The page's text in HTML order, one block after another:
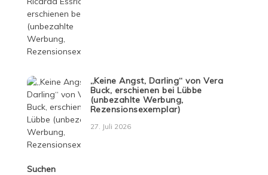
„Keine Angst, Darling“ von Vera
Buck, erschienen bei Lübbe
(unbezahlte Werbung,
Rezensionsexemplar)
27. Juli 2026
Suchen